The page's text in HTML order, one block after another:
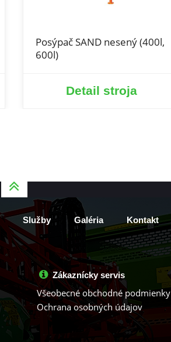
Posýpač SAND nesený (400l,
600l)
Detail stroja
Služby Galéria Kontakt
Zákaznícky servis
Všeobecné obchodné podmienky
Ochrana osobných údajov